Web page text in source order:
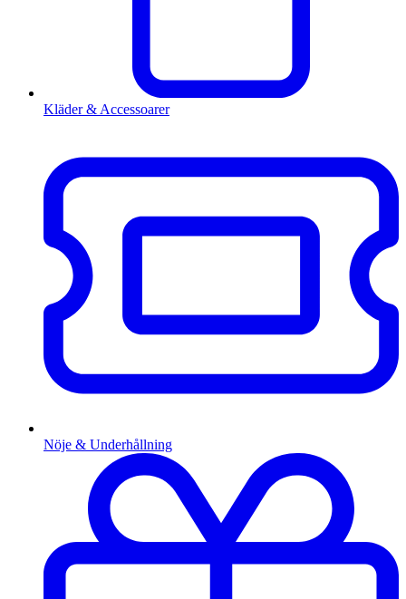
Kläder & Accessoarer
Nöje & Underhållning